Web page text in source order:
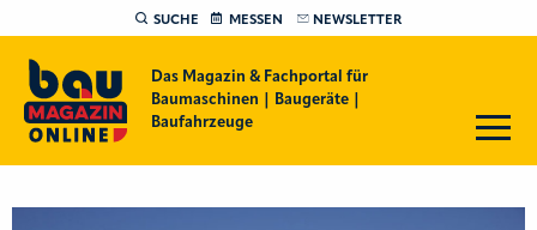
SUCHE MESSEN NEWSLETTER
Das Magazin & Fachportal für
Baumaschinen | Baugeräte |
Baufahrzeuge